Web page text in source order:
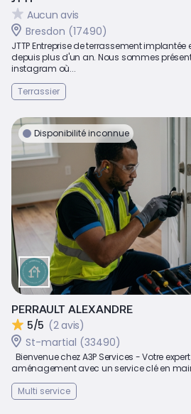
Aucun avis
Bresdon (17490)
JTTP Entreprise de terrassement
depuis plus d'un an. Nous sommes
instagram où...
Terrassier
Disponibilité inconnue
PERRAULT ALEXANDRE
5/5 (2 avis)
St-martial (33490)
Bienvenue chez A3P Services - Votre
aménagement avec un service clé en
Multi service